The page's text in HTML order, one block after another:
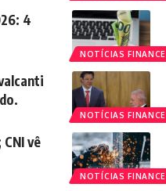
NOTÍCIAS
4
NOTÍCIAS
NOTÍCIAS
vê